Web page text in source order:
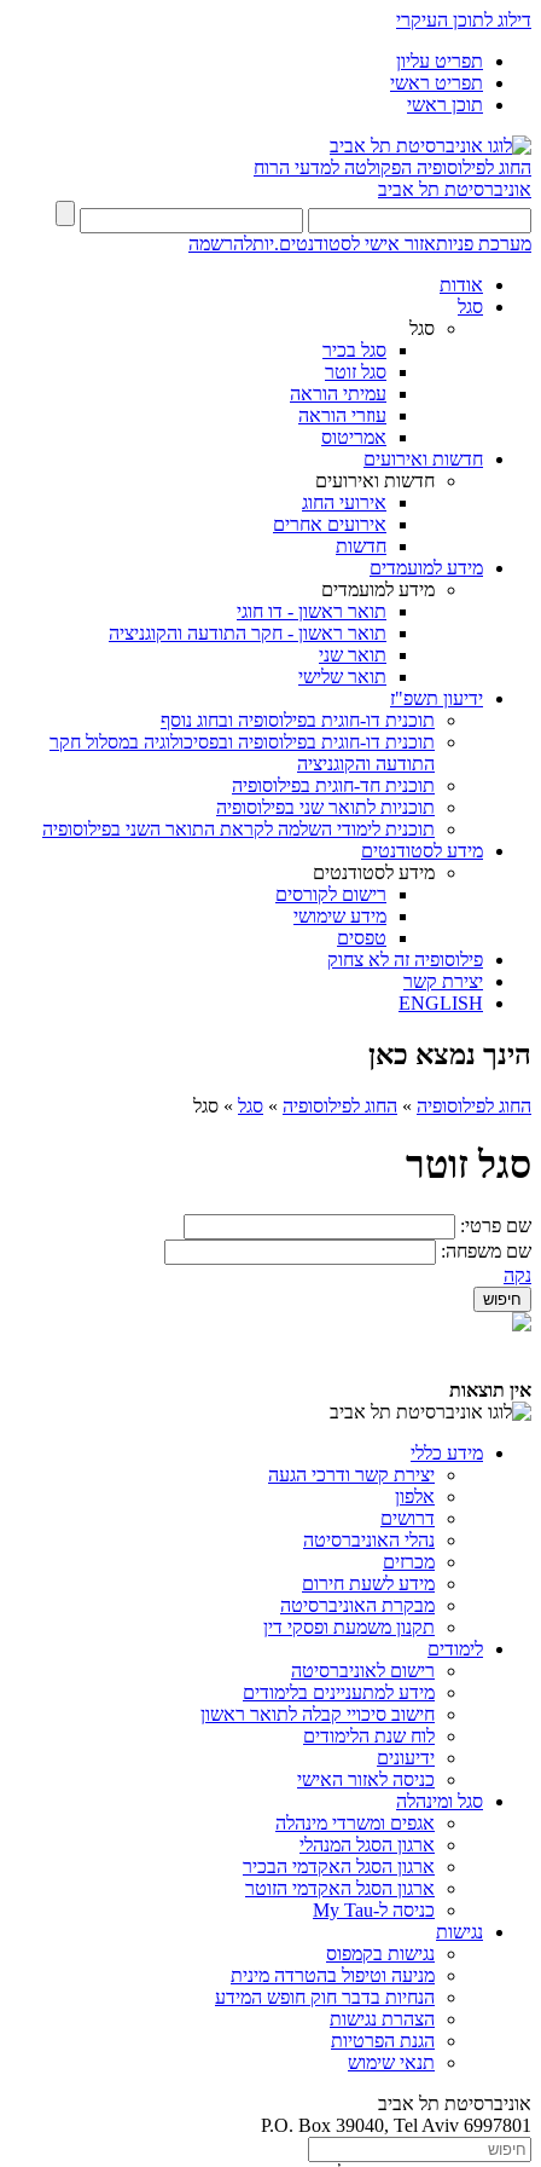
דילוג לתוכן העיקרי
תפריט עליון
תפריט ראשי
תוכן ראשי
החוג לפילוסופיה הפקולטה למדעי הרוח
אוניברסיטת תל אביב
מערכת פניותאזור אישי לסטודנטים.יותלהרשמה
אודות
סגל
סגל
סגל בכיר
סגל זוטר
עמיתי הוראה
עוזרי הוראה
אמריטוס
חדשות ואירועים
חדשות ואירועים
אירועי החוג
אירועים אחרים
חדשות
מידע למועמדים
מידע למועמדים
תואר ראשון - דו חוגי
תואר ראשון - חקר התודעה והקוגניציה
תואר שני
תואר שלישי
ידיעון תשפ"ז
תוכנית דו-חוגית בפילוסופיה ובחוג נוסף
תוכנית דו-חוגית בפילוסופיה ובפסיכולוגיה במסלול חקר
התודעה והקוגניציה
תוכנית חד-חוגית בפילוסופיה
תוכניות לתואר שני בפילוסופיה
תוכנית לימודי השלמה לקראת התואר השני בפילוסופיה
מידע לסטודנטים
מידע לסטודנטים
רישום לקורסים
מידע שימושי
טפסים
פילוסופיה זה לא צחוק
יצירת קשר
ENGLISH
הינך נמצא כאן
החוג לפילוסופיה » החוג לפילוסופיה » סגל » סגל
סגל זוטר
שם פרטי:
שם משפחה:
נקה
אין תוצאות
מידע כללי
יצירת קשר ודרכי הגעה
אלפון
דרושים
נהלי האוניברסיטה
מכרזים
מידע לשעת חירום
מבקרת האוניברסיטה
תקנון משמעת ופסקי דין
לימודים
רישום לאוניברסיטה
מידע למתעניינים בלימודים
חישוב סיכויי קבלה לתואר ראשון
לוח שנת הלימודים
ידיעונים
כניסה לאזור האישי
סגל ומינהלה
אגפים ומשרדי מינהלה
ארגון הסגל המנהלי
ארגון הסגל האקדמי הבכיר
ארגון הסגל האקדמי הזוטר
כניסה ל-My Tau
נגישות
נגישות בקמפוס
מניעה וטיפול בהטרדה מינית
הנחיות בדבר חוק חופש המידע
הצהרת נגישות
הגנת הפרטיות
תנאי שימוש
אוניברסיטת תל אביב
P.O. Box 39040, Tel Aviv 6997801